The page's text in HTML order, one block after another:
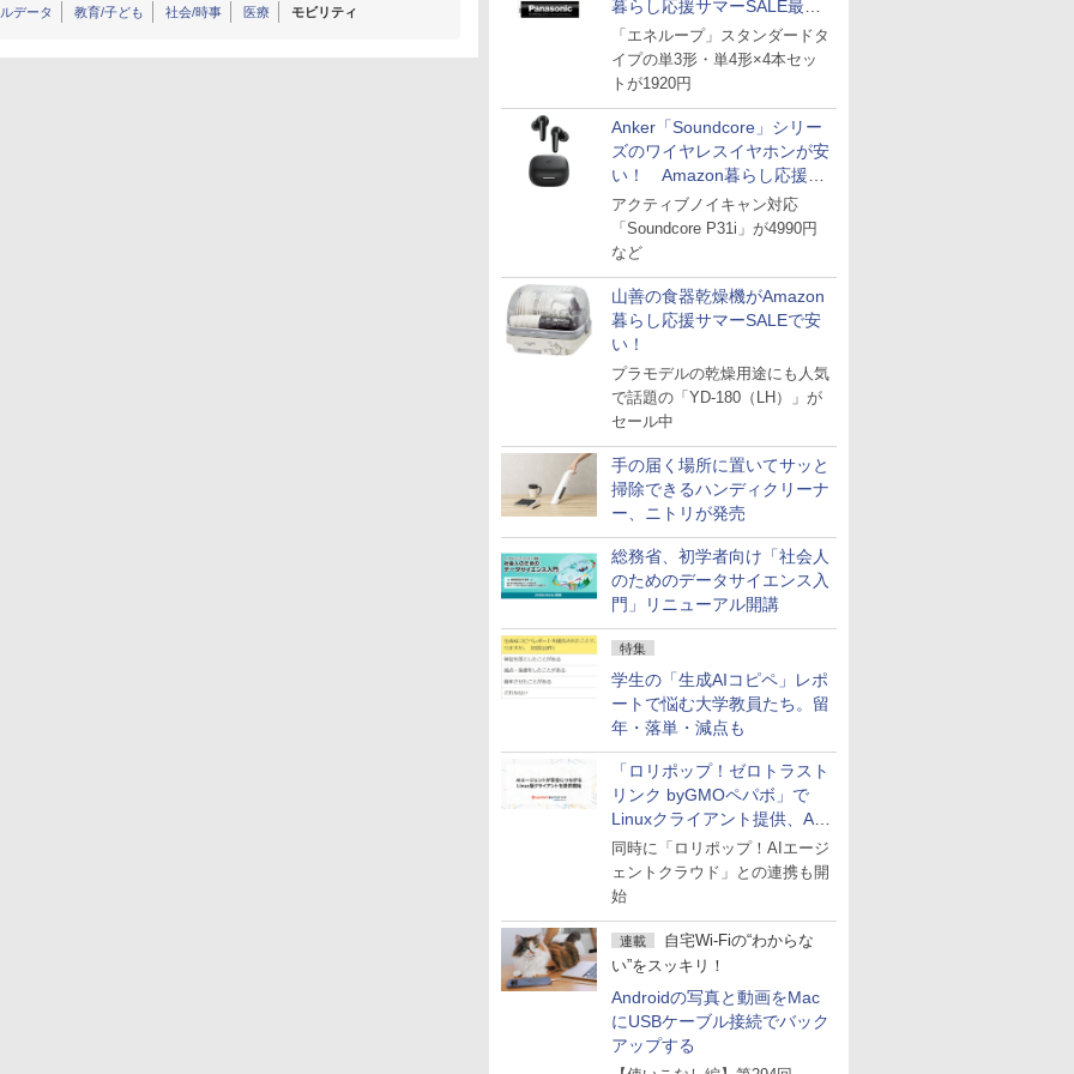
暮らし応援サマーSALE最終
日
「エネループ」スタンダードタ
イプの単3形・単4形×4本セッ
トが1920円
Anker「Soundcore」シリー
ズのワイヤレスイヤホンが安
い！ Amazon暮らし応援サ
マーSALE
アクティブノイキャン対応
「Soundcore P31i」が4990円
など
山善の食器乾燥機がAmazon
暮らし応援サマーSALEで安
い！
プラモデルの乾燥用途にも人気
で話題の「YD-180（LH）」が
セール中
手の届く場所に置いてサッと
掃除できるハンディクリーナ
ー、ニトリが発売
総務省、初学者向け「社会人
のためのデータサイエンス入
門」リニューアル開講
特集
学生の「生成AIコピペ」レポ
ートで悩む大学教員たち。留
年・落単・減点も
「ロリポップ！ゼロトラスト
リンク byGMOペパボ」で
Linuxクライアント提供、AI
エージェントの接続が容易に
同時に「ロリポップ！AIエージ
ェントクラウド」との連携も開
始
連載
自宅Wi-Fiの“わからな
い”をスッキリ！
Androidの写真と動画をMac
にUSBケーブル接続でバック
アップする
データ 教育/子ども 社会/時事 医療 モビリティ